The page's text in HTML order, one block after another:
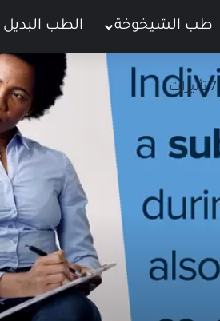
طب الشيخوخة الطب البديل